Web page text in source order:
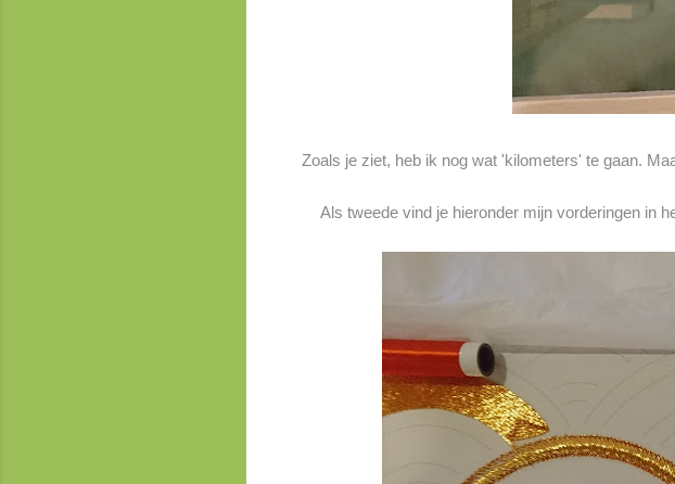
Zoals je ziet, heb ik nog wat 'kilometers' te gaan.
Als tweede vind je hieronder mijn vorderingen in